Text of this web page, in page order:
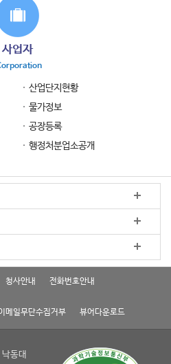
사업자
산업단지현황
물가정보
공장등록
행정처분업소공개
청사안내 전화번호안내
메일무단수집거부 뷰어다운로드
동대